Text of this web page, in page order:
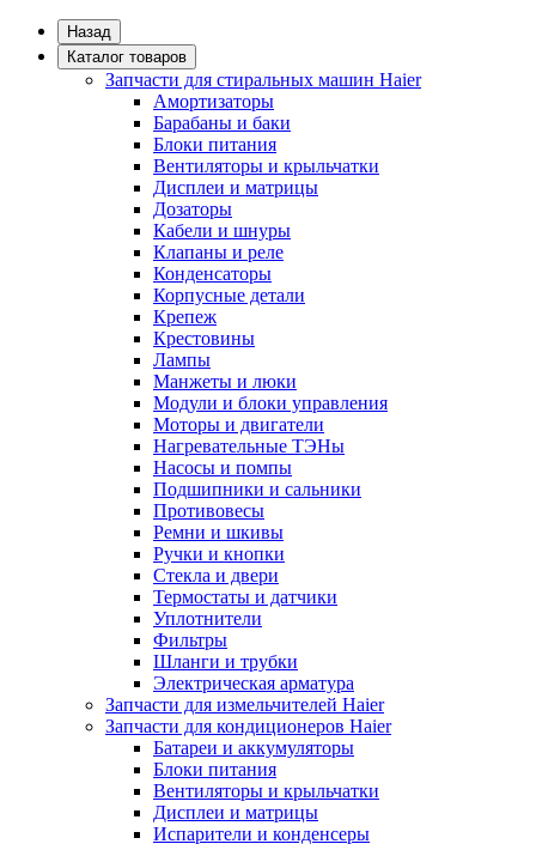
Назад
Каталог товаров
Запчасти для стиральных машин Haier
Амортизаторы
Барабаны и баки
Блоки питания
Вентиляторы и крыльчатки
Дисплеи и матрицы
Дозаторы
Кабели и шнуры
Клапаны и реле
Конденсаторы
Корпусные детали
Крепеж
Крестовины
Лампы
Манжеты и люки
Модули и блоки управления
Моторы и двигатели
Нагревательные ТЭНы
Насосы и помпы
Подшипники и сальники
Противовесы
Ремни и шкивы
Ручки и кнопки
Стекла и двери
Термостаты и датчики
Уплотнители
Фильтры
Шланги и трубки
Электрическая арматура
Запчасти для измельчителей Haier
Запчасти для кондиционеров Haier
Батареи и аккумуляторы
Блоки питания
Вентиляторы и крыльчатки
Дисплеи и матрицы
Испарители и конденсеры